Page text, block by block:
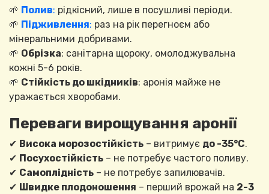
🌱 Полив: рідкісний, лише в посушливі періоди.
🌱 Підживлення: раз на рік перегноєм або
мінеральними добривами.
🌱 Обрізка: санітарна щороку, омолоджувальна
кожні 5-6 років.
🌱 Стійкість до шкідників: аронія майже не
уражається хворобами.
Переваги вирощування аронії
✔ Висока морозостійкість – витримує до -35°C.
✔ Посухостійкість – не потребує частого поливу.
✔ Самоплідність – не потребує запилювачів.
✔ Швидке плодоношення – перший врожай на 2-3